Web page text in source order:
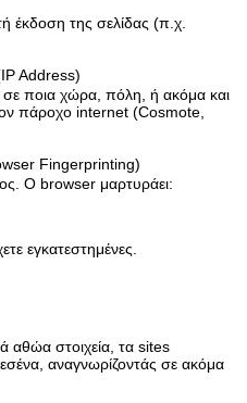
έκδοση της σελίδας (π.χ.
Address)
ποια χώρα, πόλη, ή ακόμα και
πάροχο internet (Cosmote,
Fingerprinting)
Ο browser μαρτυράει:
εγκατεστημένες.
αθώα στοιχεία, τα sites
αναγνωρίζοντάς σε ακόμα